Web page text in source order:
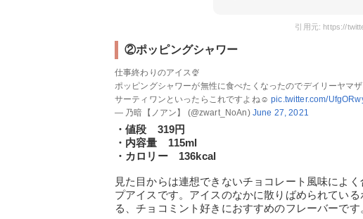
引用元: https://
②ポッピングシャワー
仕事終わりのアイス🍨
ポッピングシャワーが無性に食べたくなったのでデイリーヤマ
サーティワンといったらこれですよね☺️pic.twitter.com/
— 乃暗【ノアン】 (@zwart_NoAn) June 27, 2021
・値段 319円
・内容量 115ml
・カロリー 136kcal
見た目からは連想できないチョコレート風味によ
プアイスです。アイスのなかに散りばめられてい
る、チョコミント好きにおすすめのフレーバーです